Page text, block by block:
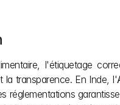
l'étiquetage
la transparence. En Inde, l'
réglementations